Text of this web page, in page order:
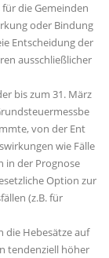
die Gemeinden
oder Bindung
Entscheidung der
ausschließlicher
bis zum 31. März
von der Ent
wie Fälle
in der Prognose
Option zur
(z.B. für
die Hebesätze auf
tendenziell höher